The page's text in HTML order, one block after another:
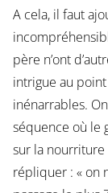
A cela, il faut
père n’ont
intrigue au
inénarrables.
séquence où le
sur la
répliquer : « on